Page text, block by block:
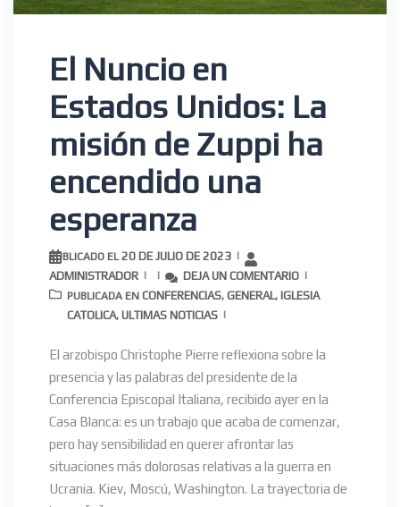
El Nuncio en
Estados Unidos: La
misión de Zuppi ha
encendido una
esperanza
PUBLICADO EL20 DE JULIO DE 2023
ADMINISTRADOR
DEJA UN COMENTARIO
PUBLICADA EN CONFERENCIAS, GENERAL, IGLESIA
CATOLICA, ULTIMAS NOTICIAS
El arzobispo Christophe Pierre reflexiona sobre la
presencia y las palabras del presidente de la
Conferencia Episcopal Italiana, recibido ayer en la
Casa Blanca: es un trabajo que acaba de comenzar,
pero hay sensibilidad en querer afrontar las
situaciones más dolorosas relativas a la guerra en
Ucrania. Kiev, Moscú, Washington. La trayectoria de
publicaciones.